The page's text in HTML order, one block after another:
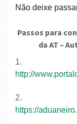
Não deixe
Passos para consulta dos abastecimentos no portal
da AT –
1.
http://
2.
https://